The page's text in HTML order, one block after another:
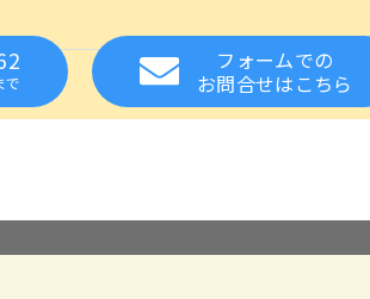
方 お知らせ 関連サイト
で
フォームでの
お問合せはこちら